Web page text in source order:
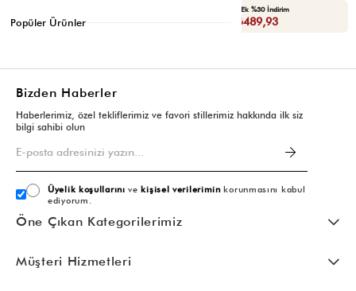
Sepette : ₺489,93
Seçili Ürünlerde Ek %30 İndirim
Sepette : ₺489,93
Bizden Haberler
Haberlerimiz, özel tekliflerimiz ve favori stillerimiz hakkında ilk siz
bilgi sahibi olun
Üyelik koşullarını vekişisel verileriminkorunmasını kabul
ediyorum.
Öne Çıkan Kategorilerimiz
Müşteri Hizmetleri
Popüler Ürünler